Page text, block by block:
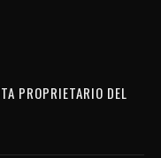
PROPRIETARIO DEL